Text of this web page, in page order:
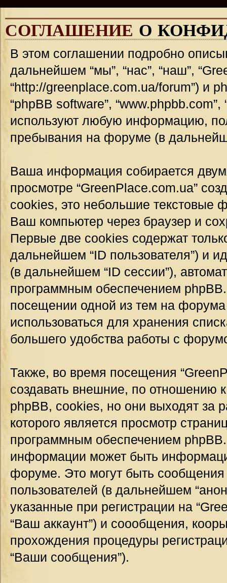
СОГЛАШЕНИЕ О
В этом соглашении подробно
дальнейшем “мы”, “нас”, “наш”,
“http://greenplace.com.ua/forum”) и
“phpBB software”, “www.phpbb.com”,
используют любую информацию,
пребывания на форуме (в
Ваша информация собирается
просмотре “GreenPlace.com.ua”
cookies, это небольшие текстовые
Ваш компьютер через браузер и
Первые две cookies содержат
дальнейшем “ID пользователя”) и
(в дальнейшем “ID сессии”),
программным обеспечением
посещении одной из тем на форума
использоваться для хранения
большего удобства работы с
Также, во время посещения
создавать внешние, по отношению
phpBB, cookies, но они выходят за
которого является просмотр
программным обеспечением
информации может быть
форуме. Это могут быть сообщения
пользователей (в дальнейшем
указанные при регистрации на
“Ваш аккаунт”) и соообщения,
прохождения процедуры
“Ваши сообщения”).